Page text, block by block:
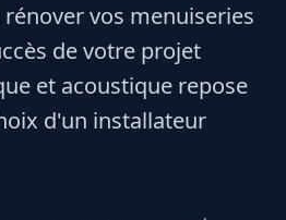
vos menuiseries
de votre projet
et acoustique repose
d'un installateur